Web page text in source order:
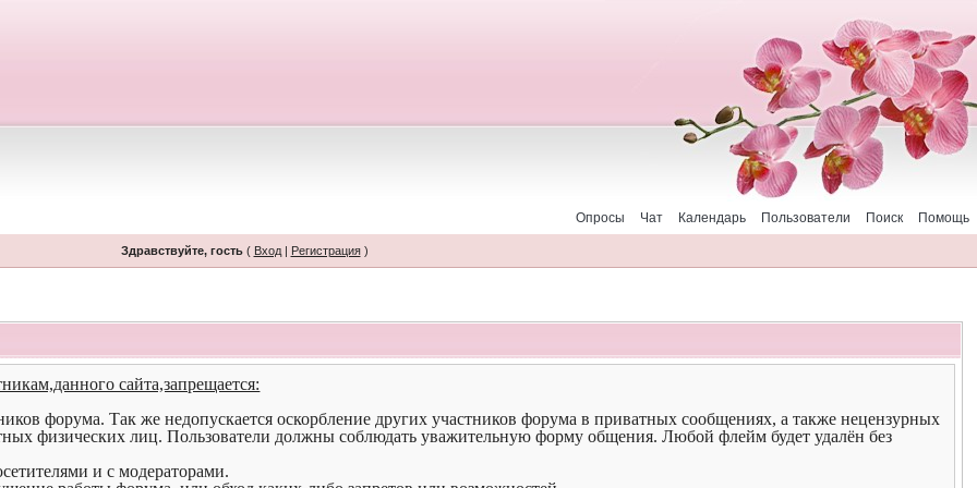
Помощь
Поиск
Пользователи
Календарь
Чат
Опросы
Здравствуйте, гость( Вход| Регистрация)
сайта,запрещается:
форума. Так же недопускается оскорбление других участников форума в приватных сообщениях, а также нецензурных
физических лиц. Пользователи должны соблюдать уважительную форму общения. Любой флейм будет удалён без
и с модераторами.